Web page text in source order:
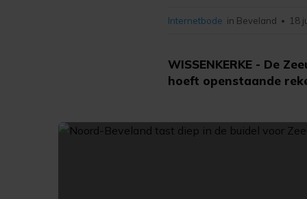
WISSENKERKE - De
hoeft openstaande
Internetbode in Beveland • 18